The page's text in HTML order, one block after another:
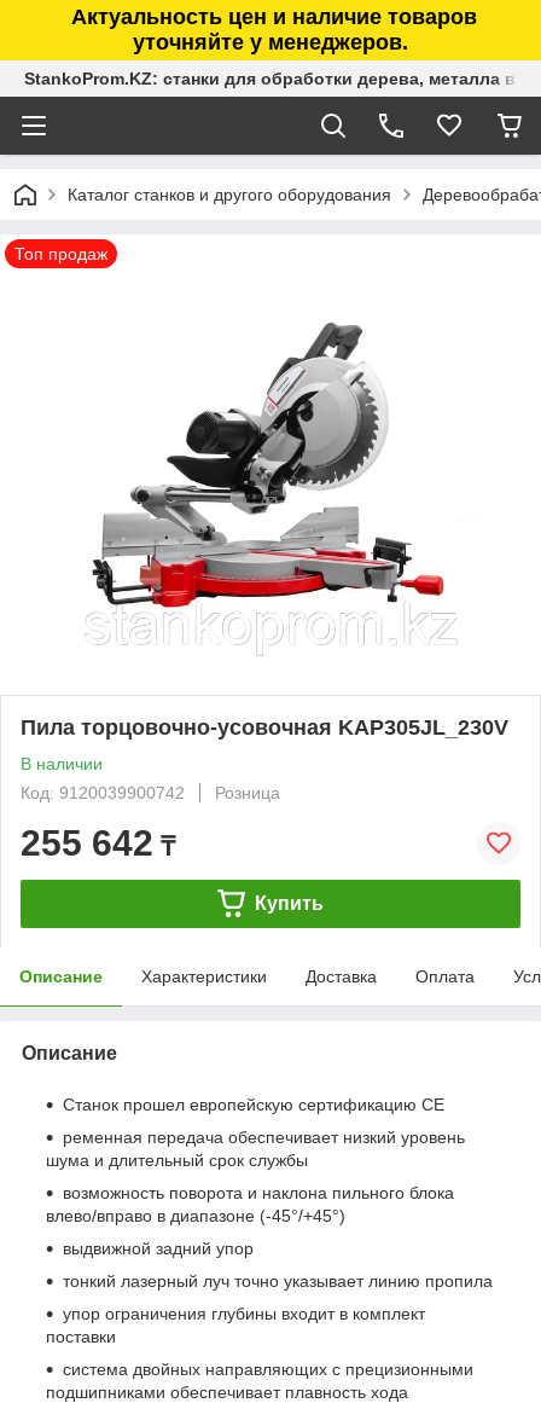
Актуальность цен и наличие товаров
уточняйте у менеджеров.
StankoProm.KZ: станки для обработки дерева, металла в
Каталог станков и другого оборудования
Топ продаж
Пила торцовочно-усовочная KAP305JL_230V
В наличии
Код: 9120039900742
Розница
255 642 ₸
Купить
Описание Характеристики Доставка Оплата
Описание
Станок прошел европейскую сертификацию CE
ременная передача обеспечивает низкий уровень
шума и длительный срок службы
возможность поворота и наклона пильного блока
влево/вправо в диапазоне (-45°/+45°)
выдвижной задний упор
тонкий лазерный луч точно указывает линию пропила
упор ограничения глубины входит в комплект
поставки
система двойных направляющих с прецизионными
подшипниками обеспечивает плавность хода